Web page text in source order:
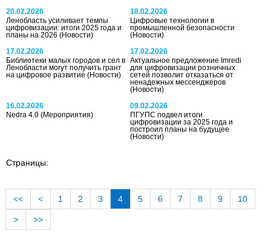
20.02.2026
Ленобласть усиливает темпы
цифровизации: итоги 2025 года и
планы на 2026 (Новости)
18.02.2026
Цифровые технологии в
промышленной безопасности
(Новости)
17.02.2026
Библиотеки малых городов и сел в
Ленобласти могут получить грант
на цифровое развитие (Новости)
17.02.2026
Актуальное предложение Imredi
для цифровизации розничных
сетей позволит отказаться от
ненадежных мессенджеров
(Новости)
16.02.2026
Nedra 4.0 (Мероприятия)
09.02.2026
ПГУПС подвел итоги
цифровизации за 2025 года и
построил планы на будущее
(Новости)
Страницы:
<< < 1 2 3 4 5 6 7 8 9 10
> >>